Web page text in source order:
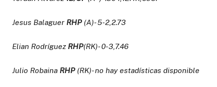
Jesus Balaguer RHP (A)- 5-2,2.73
Elian Rodríguez RHP(RK)- 0-3,7.46
Julio Robaina RHP (RK)- no hay estadísticas disponible